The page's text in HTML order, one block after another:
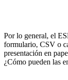
Por lo general, el
formulario, CSV o
presentación en
¿Cómo pueden las